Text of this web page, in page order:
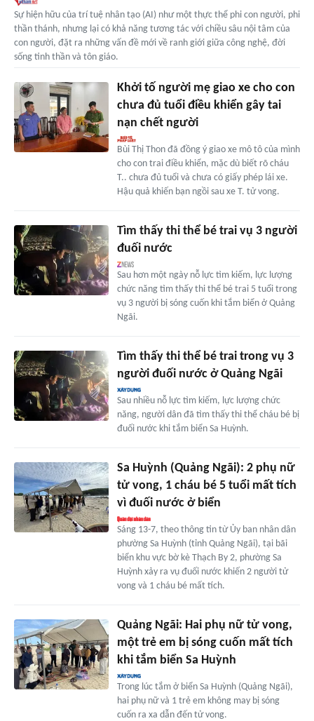
Sự hiện hữu của trí tuệ nhân tạo (AI) như một thực thể phi con người, phi
thần thánh, nhưng lại có khả năng tương tác với chiều sâu nội tâm của
con người, đặt ra những vấn đề mới về ranh giới giữa công nghệ, đời
sống tinh thần và tôn giáo.
Khởi tố người mẹ giao xe cho con
chưa đủ tuổi điều khiển gây tai
nạn chết người
Bùi Thị Thon đã đồng ý giao xe mô tô của mình
cho con trai điều khiển, mặc dù biết rõ cháu
T.. chưa đủ tuổi và chưa có giấy phép lái xe.
Hậu quả khiến bạn ngồi sau xe T. tử vong.
Tìm thấy thi thể bé trai vụ 3 người
đuối nước
Sau hơn một ngày nỗ lực tìm kiếm, lực lượng
chức năng tìm thấy thi thể bé trai 5 tuổi trong
vụ 3 người bị sóng cuốn khi tắm biển ở Quảng
Ngãi.
Tìm thấy thi thể bé trai trong vụ 3
người đuối nước ở Quảng Ngãi
Sau nhiều nỗ lực tìm kiếm, lực lượng chức
năng, người dân đã tìm thấy thi thể cháu bé bị
đuối nước khi tắm biển Sa Huỳnh.
Sa Huỳnh (Quảng Ngãi): 2 phụ nữ
tử vong, 1 cháu bé 5 tuổi mất tích
vì đuối nước ở biển
Sáng 13-7, theo thông tin từ Ủy ban nhân dân
phường Sa Huỳnh (tỉnh Quảng Ngãi), tại bãi
biển khu vực bờ kè Thạch By 2, phường Sa
Huỳnh xảy ra vụ đuối nước khiến 2 người tử
vong và 1 cháu bé mất tích.
Quảng Ngãi: Hai phụ nữ tử vong,
một trẻ em bị sóng cuốn mất tích
khi tắm biển Sa Huỳnh
Trong lúc tắm ở biển Sa Huỳnh (Quảng Ngãi),
hai phụ nữ và 1 trẻ em không may bị sóng
cuốn ra xa dẫn đến tử vong.